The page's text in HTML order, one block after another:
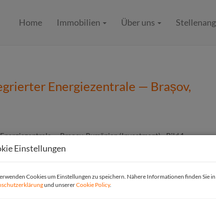
Home Immobilien Über uns
Energiezentrale — Brașov,
Einstellungen
Cookies um Einstellungen zu speichern. Nähere Informationen finden Sie
und unsererCookie Policy.